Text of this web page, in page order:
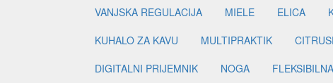
VANJSKA REGULACIJA
MIELE ELICA
KUHALO ZA KAVU
MULTIPRAKTIK
DIGITALNI PRIJEMNIK
NOGA